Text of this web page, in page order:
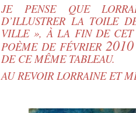
JE PENSE QUE
D’ILLUSTRER LA TOILE
VILLE », À LA FIN DE CET
POÈME DE FÉVRIER 2010
DE CE MÊME TABLEAU.
AU REVOIR LORRAINE ET